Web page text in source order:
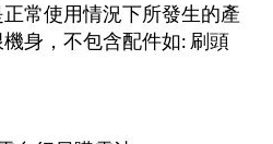
常使用情況下所發生的產
身，不包含配件如: 刷頭